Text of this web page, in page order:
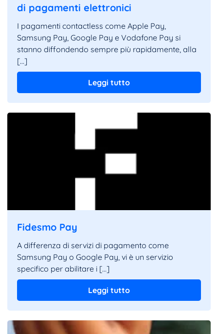
di pagamenti elettronici
I pagamenti contactless come Apple Pay,
Samsung Pay, Google Pay e Vodafone Pay si
stanno diffondendo sempre più rapidamente, alla
[…]
Leggi tutto
Fidesmo Pay
A differenza di servizi di pagamento come
Samsung Pay o Google Pay, vi è un servizio
specifico per abilitare i […]
Leggi tutto